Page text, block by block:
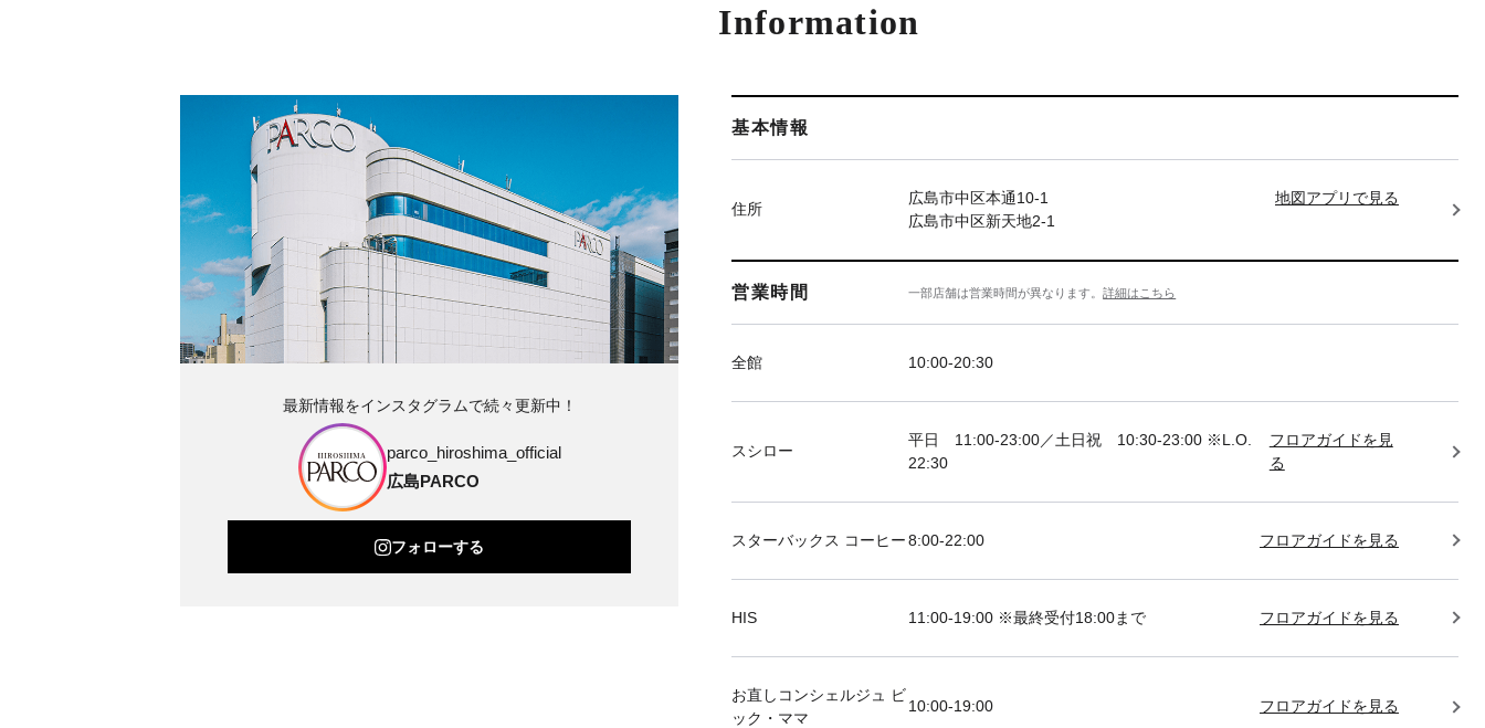
Information
基本情報
住所
広島市中区本通10-1
広島市中区新天地2-1
地図アプリで見る
営業時間 一部店舗は営業時間が異なります。詳細はこちら
全館 10:00-20:30
スシロー
平日 11:00-23:00／土日祝 10:30-23:00 ※L.O.
22:30
フロアガイドを見
る
スターバックス コーヒー 8:00-22:00 フロアガイドを見る
HIS 11:00-19:00 ※最終受付18:00まで フロアガイドを見る
お直しコンシェルジュ ビ
ック・ママ
10:00-19:00 フロアガイドを見る
最新情報をインスタグラムで続々更新中！
parco_hiroshima_official
広島PARCO
フォローする